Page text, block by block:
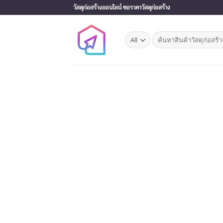
to
วัสดุก่อสร้างออนไลน์ ขอราคาวัสดุก่อสร้าง
Search
for: